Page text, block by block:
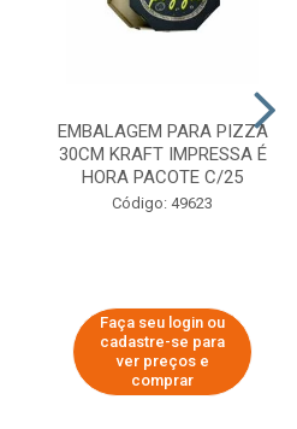
EMBALAGEM PARA PIZZA
30CM KRAFT IMPRESSA É
HORA PACOTE C/25
Código: 49623
Faça seu login ou
cadastre-se para
ver preços e
comprar